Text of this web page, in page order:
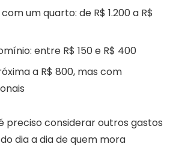
um quarto: de R$ 1.200 a R$
entre R$ 150 e R$ 400
a R$ 800, mas com
preciso considerar outros gastos
dia a dia de quem mora